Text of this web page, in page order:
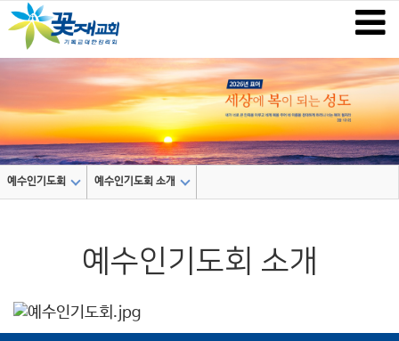
예수인기도회 예수인기도회 소개
예수인기도회 소개